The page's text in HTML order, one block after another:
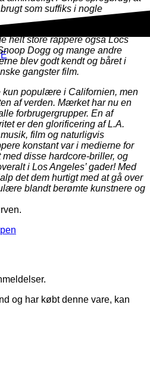
som suffiks i nogle
helt store rappere også Locs
Dogg og mange andre
blev godt kendt og båret i
gangster film.
kun populære i Californien, men
af verden. Mærket har nu en
forbrugergrupper. En af
er den glorificering af L.A.
film og naturligvis
konstant var i medierne for
disse hardcore-briller, og
i Los Angeles’ gader! Med
det dem hurtigt med at gå over
blandt berømte kunstnere og
og har købt denne vare, kan